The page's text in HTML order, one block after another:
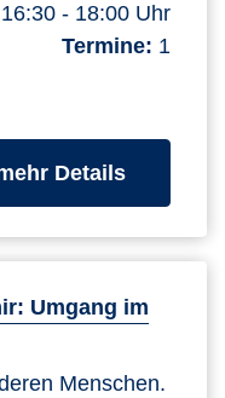
16:30 - 18:00 Uhr
Termine: 1
Detailszum
Umgang im
Menschen.